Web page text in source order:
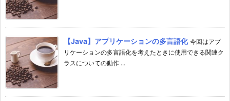
【Java】アプリケーションの多言語化 今回はアプ
リケーションの多言語化を考えたときに使用できる関連ク
ラスについての動作 ...